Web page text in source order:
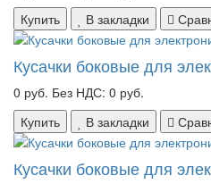
Купить
В закладки
Кусачки боковые для
0 руб. Без НДС: 0 руб.
Купить
В закладки
Кусачки боковые для